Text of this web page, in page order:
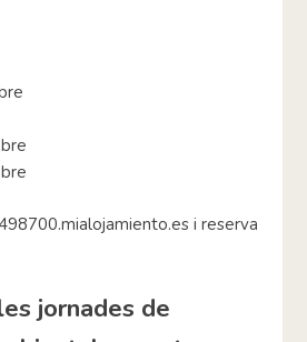
i reserva
jornades de